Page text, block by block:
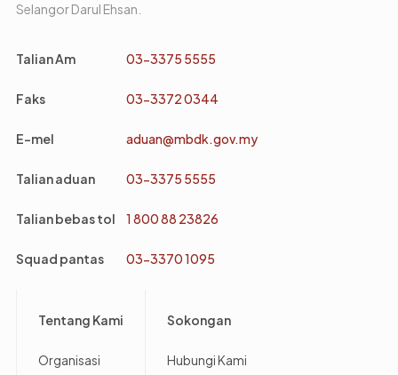
Selangor Darul Ehsan.
Talian Am 03-3375 5555
Faks 03-3372 0344
E-mel aduan@mbdk.gov.my
Talian aduan 03-3375 5555
Talian bebas tol 1 800 88 23826
Squad pantas 03-3370 1095
Tentang Kami
Organisasi
Sokongan
Hubungi Kami